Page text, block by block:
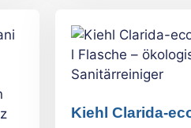
Kiehl Clarida-